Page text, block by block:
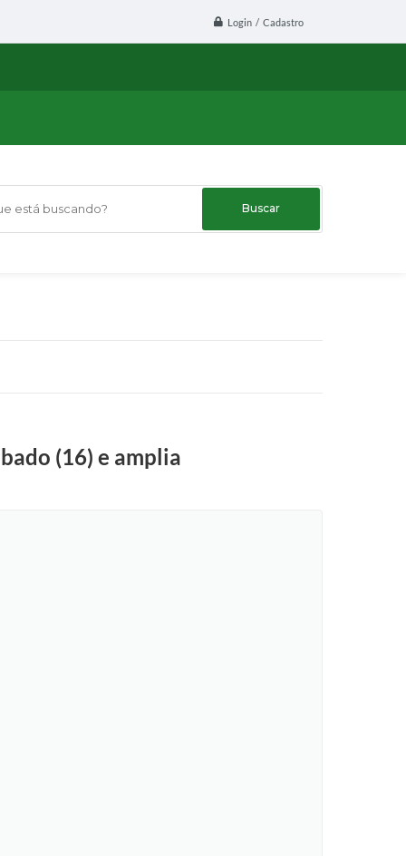
Login / Cadastro
está buscando?
(16) e amplia